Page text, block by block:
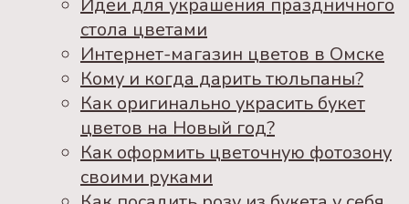
стола цветами
Интернет-магазин цветов в Омске
Кому и когда дарить тюльпаны?
Как оригинально украсить букет
цветов на Новый год?
Как оформить цветочную фотозону
своими руками